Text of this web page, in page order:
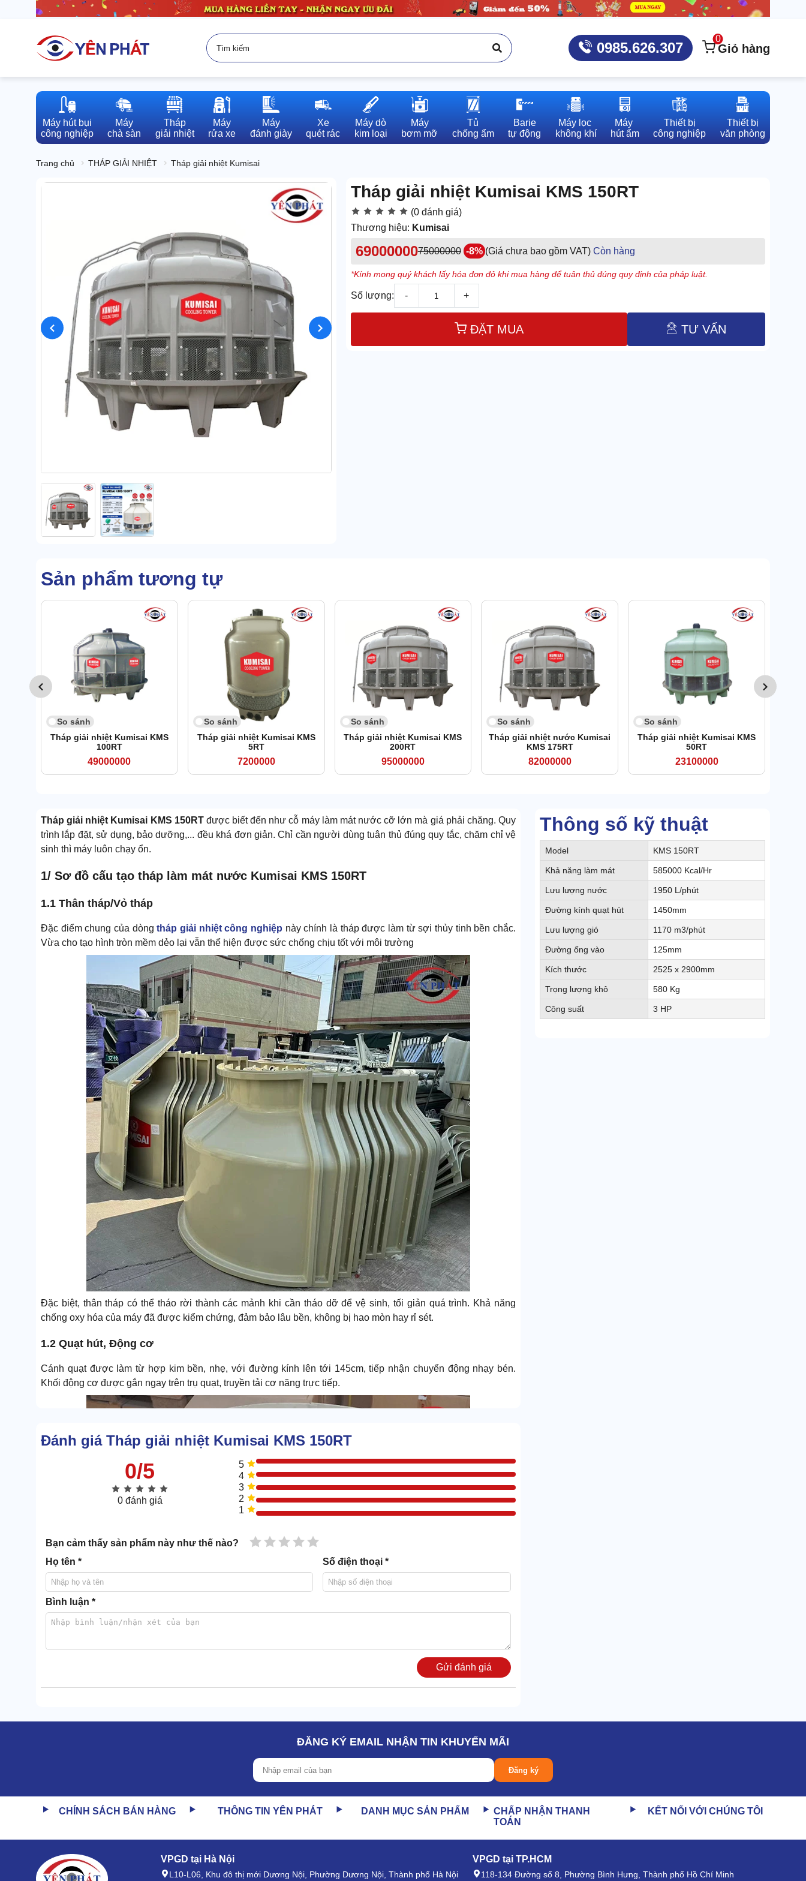
0985.626.307
0
Giỏ hàng
Máy hút bụi
công nghiệp
Máy
chà sàn
Tháp
giải nhiệt
Máy
rửa xe
Máy
đánh giày
Xe
quét rác
Máy dò
kim loại
Máy
bơm mỡ
Tủ
chống ẩm
Barie
tự động
Máy lọc
không khí
Máy
hút ẩm
Thiết bị
công nghiệp
Thiết bị
văn phòng
Trang chủ THÁP GIẢI NHIỆT Tháp giải nhiệt Kumisai
Tháp giải nhiệt Kumisai KMS 150RT
(0 đánh giá)
Thương hiệu: Kumisai
6900000075000000 -8% (Giá chưa bao gồm VAT) Còn hàng
*Kính mong quý khách lấy hóa đơn đỏ khi mua hàng để tuân thủ đúng quy định của pháp luật.
Số lượng: - +
ĐẶT MUA TƯ VẤN
Sản phẩm tương tự
So sánh
Tháp giải nhiệt Kumisai KMS
100RT
49000000
So sánh
Tháp giải nhiệt Kumisai KMS
5RT
7200000
So sánh
Tháp giải nhiệt Kumisai KMS
200RT
95000000
So sánh
Tháp giải nhiệt nước Kumisai
KMS 175RT
82000000
So sánh
Tháp giải nhiệt Kumisai KMS
50RT
23100000
Thông số kỹ thuật
Model KMS 150RT
Khả năng làm mát 585000 Kcal/Hr
Lưu lượng nước 1950 L/phút
Đường kính quạt hút 1450mm
Lưu lượng gió 1170 m3/phút
Đường ống vào 125mm
Kích thước 2525 x 2900mm
Trọng lượng khô 580 Kg
Công suất 3 HP
Tháp giải nhiệt Kumisai KMS 150RTđược biết đến như cỗ máy làm mát nước cỡ lớn mà giá phải chăng. Quy
trình lắp đặt, sử dụng, bảo dưỡng,... đều khá đơn giản. Chỉ cần người dùng tuân thủ đúng quy tắc, chăm chỉ vệ
sinh thì máy luôn chạy ổn.
1/ Sơ đồ cấu tạo tháp làm mát nước Kumisai KMS 150RT
1.1 Thân tháp/Vỏ tháp
Đặc điểm chung của dòngtháp giải nhiệt công nghiệp này chính là tháp được làm từ sợi thủy tinh bền chắc.
Vừa cho tạo hình tròn mềm dẻo lại vẫn thể hiện được sức chống chịu tốt với môi trường
Đặc biệt, thân tháp có thể tháo rời thành các mảnh khi cần tháo dỡ để vệ sinh, tối giản quá trình. Khả năng
chống oxy hóa của máy đã được kiểm chứng, đảm bảo lâu bền, không bị hao mòn hay rỉ sét.
1.2 Quạt hút, Động cơ
Cánh quạt được làm từ hợp kim bền, nhẹ, với đường kính lên tới 145cm, tiếp nhận chuyển động nhạy bén.
Khối động cơ được gắn ngay trên trụ quạt, truyền tải cơ năng trực tiếp.
Bồn chứa nước nằm dưới đáy, tiếp nhận nước đã làm mát mà không cần bất cứ ống dẫn nào. Khoang chứa
lớn, cho lưu lượng nước luôn đạt mức ổn định, cấp nước vào ống liên tục.
Đánh giá Tháp giải nhiệt Kumisai KMS 150RT
0/5
0 đánh giá
5
4
3
2
1
Bạn cảm thấy sản phẩm này như thế nào? 5 sao
4 sao
3 sao
2 sao
1 sao
Họ tên * Số điện thoại *
Bình luận *
Gửi đánh giá
ĐĂNG KÝ EMAIL NHẬN TIN KHUYẾN MÃI
Đăng ký
CHÍNH SÁCH BÁN HÀNG THÔNG TIN YÊN PHÁT DANH MỤC SẢN PHẨM
CHẤP NHẬN THANH
TOÁN
KẾT NỐI VỚI CHÚNG TÔI
VPGD tại Hà Nội
L10-L06, Khu đô thị mới Dương Nội, Phường Dương Nội, Thành phố Hà Nội
VPGD tại TP.HCM
118-134 Đường số 8, Phường Bình Hưng, Thành phố Hồ Chí Minh